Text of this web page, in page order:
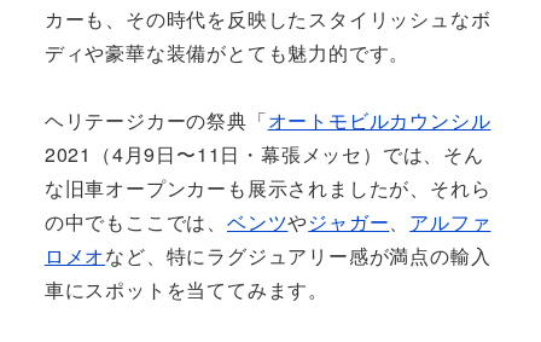
カーも、その時代を反映したスタイリッシュなボ
ディや豪華な装備がとても魅力的です。
ヘリテージカーの祭典「オートモビルカウンシル
2021（4月9日〜11日・幕張メッセ）では、そん
な旧車オープンカーも展示されましたが、それら
の中でもここでは、 ベンツやジャガー、 アルファ
ロメオなど、特にラグジュアリー感が満点の輸入
車にスポットを当ててみます。